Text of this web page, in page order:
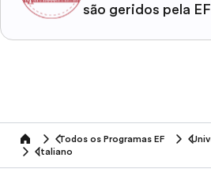
são geridos pela EF
home Todos os Programas EF
Italiano